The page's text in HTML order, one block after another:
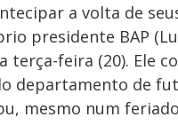
a volta de
presidente BAP
terça-feira (20). Ele
departamento de
mesmo num